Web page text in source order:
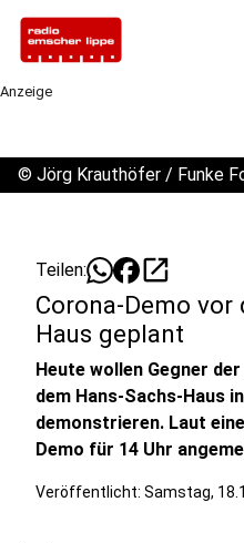
Anzeige
© Jörg Krauthöfer / Funke
Teilen: open_in_new
Corona-Demo vor
Haus geplant
Heute wollen Gegner
dem Hans-Sachs-Haus
demonstrieren. Laut
Demo für 14 Uhr
Veröffentlicht: Samstag,